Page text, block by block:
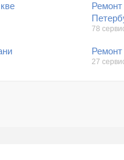
Ремонт
78
Ремонт
27